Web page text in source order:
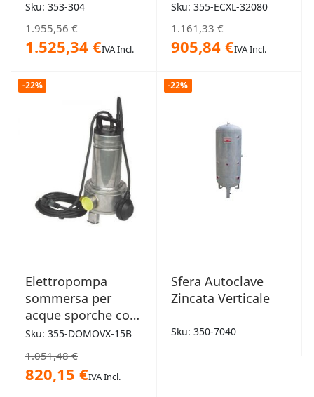
Sku: 353-304
1.955,56 €
1.525,34 €IVA Incl.
Sku: 355-ECXL-32080
1.161,33 €
905,84 €IVA Incl.
-22%
Elettropompa
sommersa per
acque sporche con
vortex Lowara
1,1kW HP 1.5
monofase
Sku: 355-DOMOVX-15B
1.051,48 €
820,15 €IVA Incl.
-22%
Sfera Autoclave
Zincata Verticale
Sku: 350-7040